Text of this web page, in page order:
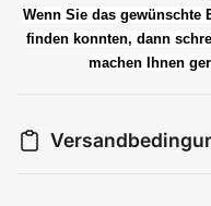
Wenn Sie das
finden konnten, dann
machen Ihnen